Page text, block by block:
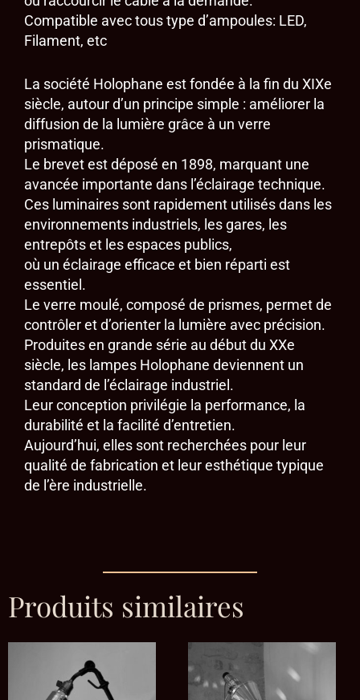
Compatible avec tous type d’ampoules: LED,
Filament, etc
La société Holophane est fondée à la fin du XIXe
siècle, autour d’un principe simple : améliorer la
diffusion de la lumière grâce à un verre
prismatique.
Le brevet est déposé en 1898, marquant une
avancée importante dans l’éclairage technique.
Ces luminaires sont rapidement utilisés dans les
environnements industriels, les gares, les
entrepôts et les espaces publics,
où un éclairage efficace et bien réparti est
essentiel.
Le verre moulé, composé de prismes, permet de
contrôler et d’orienter la lumière avec précision.
Produites en grande série au début du XXe
siècle, les lampes Holophane deviennent un
standard de l’éclairage industriel.
Leur conception privilégie la performance, la
durabilité et la facilité d’entretien.
Aujourd’hui, elles sont recherchées pour leur
qualité de fabrication et leur esthétique typique
de l’ère industrielle.
Produits similaires